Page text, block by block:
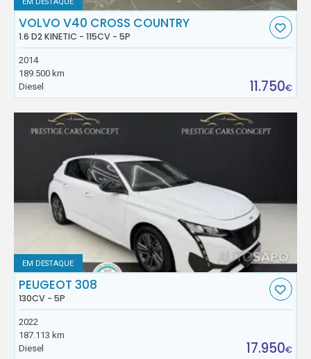
VOLVO V40 CROSS COUNTRY
1.6 D2 KINETIC - 115CV - 5P
2014
189.500 km
Diesel
11.750€
EM DESTAQUE
PEUGEOT 308
130CV - 5P
2022
187.113 km
Diesel
17.950€